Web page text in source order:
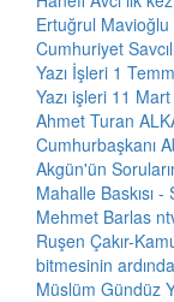
Ertuğrul Mavioğlu
Cumhuriyet
Yazı İşleri 1
Yazı işleri 11
Ahmet Turan
Cumhurbaşkanı
Akgün'ün
Mahalle Baskısı
Mehmet Barlas
Ruşen Çakır-
bitmesinin ardında
Müslüm Gündüz